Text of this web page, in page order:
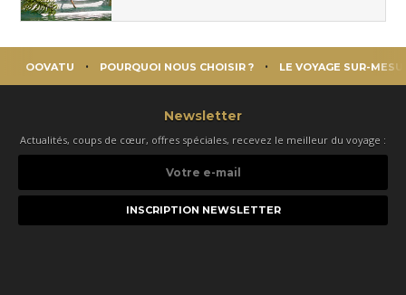
OOVATU POURQUOI NOUS CHOISIR ? LE VOYAGE SUR-
Newsletter
Actualités, coups de cœur, offres spéciales, recevez le meilleur du voyage :
e-